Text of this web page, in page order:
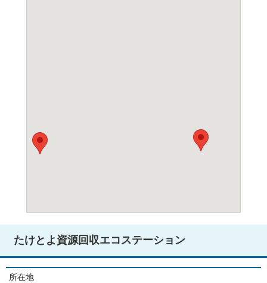
たけとよ資源回収エコステーション
所在地